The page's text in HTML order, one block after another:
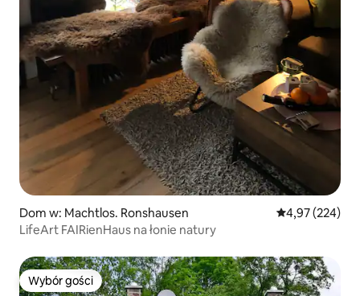
Dom w: Machtlos. Ronshausen Średnia
4,97 (224)
LifeArt FAIRienHaus na łonie natury
Wybór gości
Wybór gości